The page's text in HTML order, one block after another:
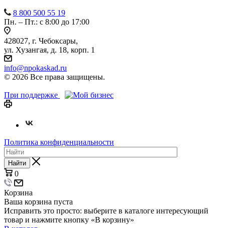
8 800 500 55 19
Пн. – Пт.: с 8:00 до 17:00
428027, г. Чебоксары,
ул. Хузангая, д. 18, корп. 1
info@npokaskad.ru
© 2026 Все права защищены.
При поддержке
Политика конфиденциальности
Найти
0
Корзина
Ваша корзина пуста
Исправить это просто: выберите в каталоге интересующий
товар и нажмите кнопку «В корзину»